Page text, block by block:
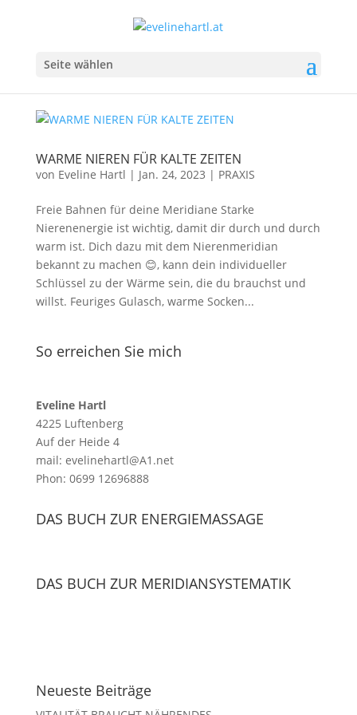
Seite wählen
WARME NIEREN FÜR KALTE ZEITEN
von Eveline Hartl | Jan. 24, 2023 | PRAXIS
Freie Bahnen für deine Meridiane Starke
Nierenenergie ist wichtig, damit dir durch und durch
warm ist. Dich dazu mit dem Nierenmeridian
bekannt zu machen 😊, kann dein individueller
Schlüssel zu der Wärme sein, die du brauchst und
willst. Feuriges Gulasch, warme Socken...
So erreichen Sie mich
Eveline Hartl
4225 Luftenberg
Auf der Heide 4
mail: evelinehartl@A1.net
Phon: 0699 12696888
DAS BUCH ZUR ENERGIEMASSAGE
DAS BUCH ZUR MERIDIANSYSTEMATIK
Neueste Beiträge